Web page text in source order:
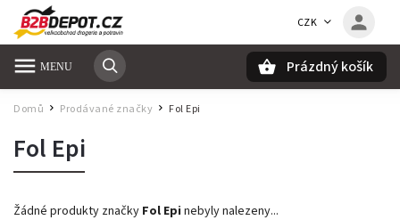
CZK
Prázdný košík
Domů / Prodávané značky / Fol Epi
Fol Epi
Žádné produkty značky Fol Epi nebyly nalezeny...